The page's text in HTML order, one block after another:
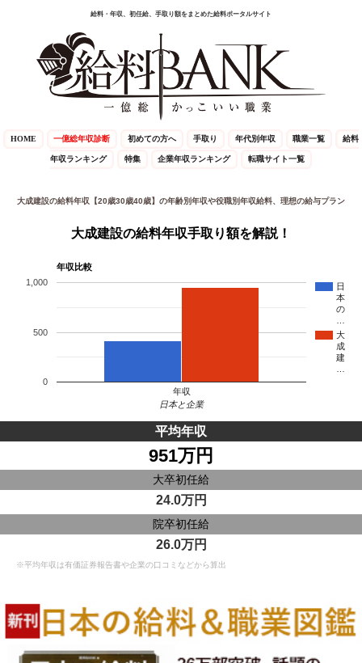
給料・年収、初任給、手取り額をまとめた給料ポータルサイト
HOME 一億総年収診断 初めての方へ 手取り 年代別年収 職業一覧 給料
年収ランキング 特集 企業年収ランキング 転職サイト一覧
大成建設の給料年収【20歳30歳40歳】の年齢別年収や役職別年収給料、理想の給与プラン
大成建設の給料年収手取り額を解説！
年収比較
日
本
の
大
成
建
年収
0
500
1,000
日本と企業
平均年収
951万円
大卒初任給
24.0万円
院卒初任給
26.0万円
※平均年収は有価証券報告書や企業の口コミなどから算出